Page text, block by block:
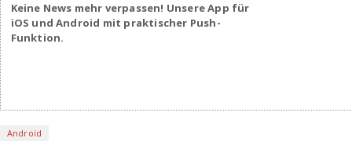
Keine News mehr verpassen! Unsere App für
iOS und Android mit praktischer Push-
Funktion.
Android